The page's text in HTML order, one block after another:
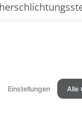
Straßburger
Einstellungen Alle